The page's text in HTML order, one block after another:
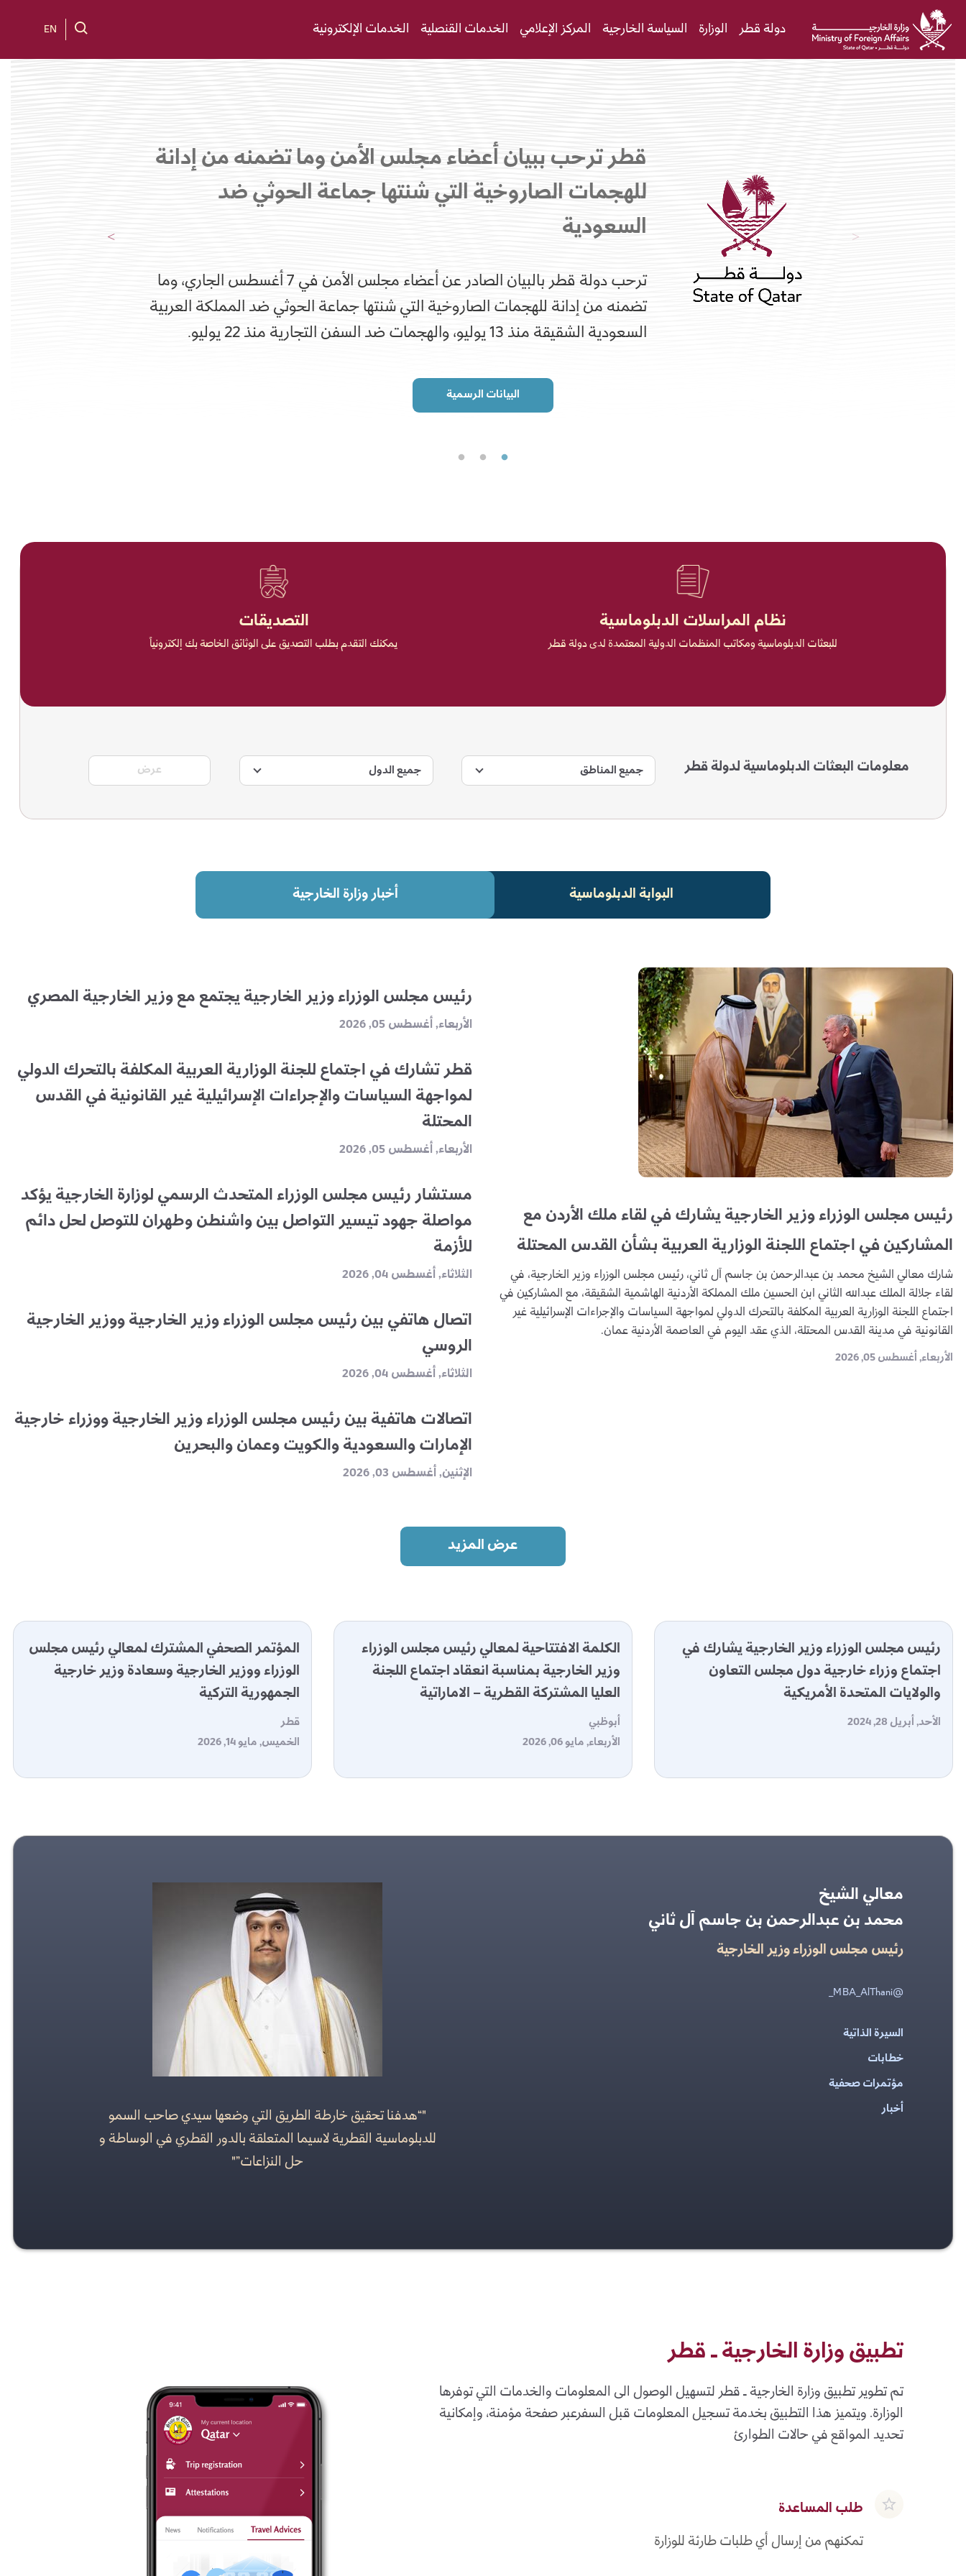
Skip to Main Content
دولة قطر الوزارة السياسة الخارجية المركز الإعلامي الخدمات القنصلية الخدمات الإلكترونية EN
قطر ترحب ببيان أعضاء مجلس الأمن وما تضمنه من إدانة
للهجمات الصاروخية التي شنتها جماعة الحوثي ضد
السعودية
ترحب دولة قطر بالبيان الصادر عن أعضاء مجلس الأمن في 7 أغسطس الجاري، وما
تضمنه من إدانة للهجمات الصاروخية التي شنتها جماعة الحوثي ضد المملكة العربية
السعودية الشقيقة منذ 13 يوليو، والهجمات ضد السفن التجارية منذ 22 يوليو.
البيانات الرسمية
نظام المراسلات الدبلوماسية
للبعثات الدبلوماسية ومكاتب المنظمات الدولية المعتمدة لدى دولة قطر
التصديقات
يمكنك التقدم بطلب التصديق على الوثائق الخاصة بك إلكترونياً
معلومات البعثات الدبلوماسية لدولة قطر جميع المناطق جميع الدول عرض
البوابة الدبلوماسية أخبار وزارة الخارجية
رئيس مجلس الوزراء وزير الخارجية يشارك في لقاء ملك الأردن مع
المشاركين في اجتماع اللجنة الوزارية العربية بشأن القدس المحتلة
شارك معالي الشيخ محمد بن عبدالرحمن بن جاسم آل ثاني، رئيس مجلس الوزراء وزير الخارجية، في
لقاء جلالة الملك عبدالله الثاني ابن الحسين ملك المملكة الأردنية الهاشمية الشقيقة، مع المشاركين في
اجتماع اللجنة الوزارية العربية المكلفة بالتحرك الدولي لمواجهة السياسات والإجراءات الإسرائيلية غير
القانونية في مدينة القدس المحتلة، الذي عقد اليوم في العاصمة الأردنية عمان.
الأربعاء, أغسطس 05, 2026
رئيس مجلس الوزراء وزير الخارجية يجتمع مع وزير الخارجية المصري
الأربعاء, أغسطس 05, 2026
قطر تشارك في اجتماع للجنة الوزارية العربية المكلفة بالتحرك الدولي
لمواجهة السياسات والإجراءات الإسرائيلية غير القانونية في القدس
المحتلة
الأربعاء, أغسطس 05, 2026
مستشار رئيس مجلس الوزراء المتحدث الرسمي لوزارة الخارجية يؤكد
مواصلة جهود تيسير التواصل بين واشنطن وطهران للتوصل لحل دائم
للأزمة
الثلاثاء, أغسطس 04, 2026
اتصال هاتفي بين رئيس مجلس الوزراء وزير الخارجية ووزير الخارجية
الروسي
الثلاثاء, أغسطس 04, 2026
اتصالات هاتفية بين رئيس مجلس الوزراء وزير الخارجية ووزراء خارجية
الإمارات والسعودية والكويت وعمان والبحرين
الإثنين, أغسطس 03, 2026
عرض المزيد
رئيس مجلس الوزراء وزير الخارجية يشارك في
اجتماع وزراء خارجية دول مجلس التعاون
والولايات المتحدة الأمريكية
الأحد, أبريل 28, 2024
الكلمة الافتتاحية لمعالي رئيس مجلس الوزراء
وزير الخارجية بمناسبة انعقاد اجتماع اللجنة
العليا المشتركة القطرية – الاماراتية
أبوظبي
الأربعاء, مايو 06, 2026
المؤتمر الصحفي المشترك لمعالي رئيس مجلس
الوزراء ووزير الخارجية وسعادة وزير خارجية
الجمهورية التركية
قطر
الخميس, مايو 14, 2026
معالي الشيخ
محمد بن عبدالرحمن بن جاسم آل ثاني
رئيس مجلس الوزراء وزير الخارجية
@MBA_AlThani_
السيرة الذاتية
خطابات
مؤتمرات صحفية
أخبار
"“هدفنا تحقيق خارطة الطريق التي وضعها سيدي صاحب السمو
للدبلوماسية القطرية لاسيما المتعلقة بالدور القطري في الوساطة و
حل النزاعات”"
تطبيق وزارة الخارجية ـ قطر
تم تطوير تطبيق وزارة الخارجية ـ قطر لتسهيل الوصول الى المعلومات والخدمات التي توفرها
الوزارة. ويتميز هذا التطبيق بخدمة تسجيل المعلومات قبل السفرعبر صفحة مؤمنة، وإمكانية
تحديد المواقع في حالات الطوارئ
طلب المساعدة
تمكنهم من إرسال أي طلبات طارئة للوزارة